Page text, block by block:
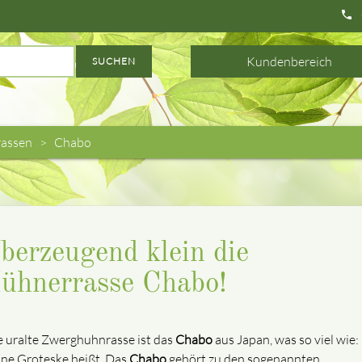
phone
SUCHEN Kundenbereich
Chabo
klein die
Chabo!
uralte Zwerghuhnrasse ist das Chaboaus Japan, was so viel wie:
Groteske heißt. Das Chabogehört zu den sogenannten